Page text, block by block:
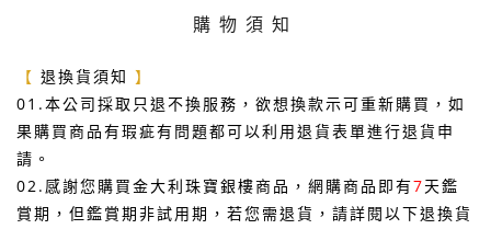
購物須知
【 退換貨須知 】
01.本公司採取只退不換服務，欲想換款示可重新購買，如
果購買商品有瑕疵有問題都可以利用退貨表單進行退貨申
請。
02.感謝您購買金大利珠寶銀樓商品，網購商品即有7天鑑
賞期，但鑑賞期非試用期，若您需退貨，請詳閱以下退換貨